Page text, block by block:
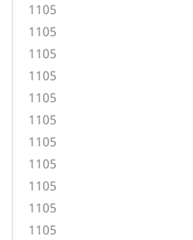
1105
1105
1105
1105
1105
1105
1105
1105
1105
1105
1105